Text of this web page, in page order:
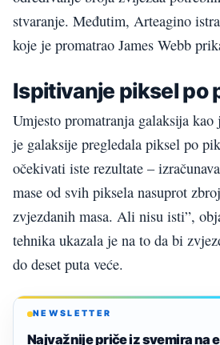
stvaranje. Međutim, Arteagino
koje je promatrao James Webb
Ispitivanje piksel po
Umjesto promatranja galaksija
je galaksije pregledala piksel po
očekivati iste rezultate –
mase od svih piksela nasuprot
zvjezdanih masa. Ali nisu isti”,
tehnika ukazala je na to da bi
do deset puta veće.
NEWSLETTER
Najvažnije priče iz svemira na